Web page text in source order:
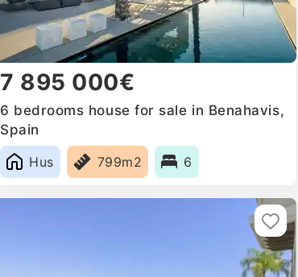
7 895 000€
6 bedrooms house for sale in Benahavis,
Spain
Hus
799m2 6